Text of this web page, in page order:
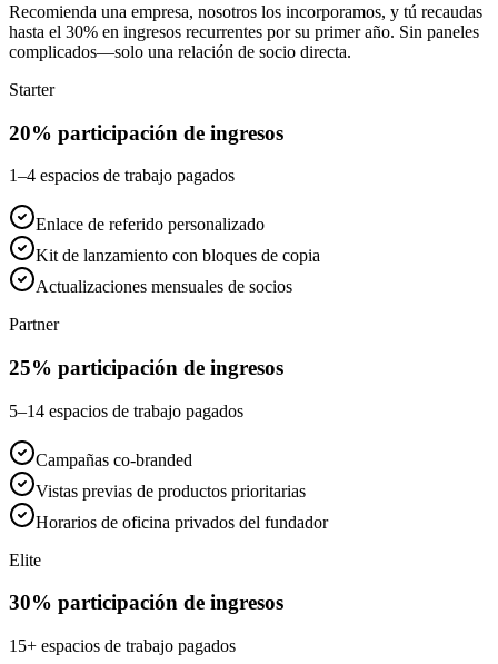
Recomienda una empresa, nosotros los incorporamos, y tú recaudas
hasta el 30% en ingresos recurrentes por su primer año. Sin paneles
complicados—solo una relación de socio directa.
Starter
20% participación de ingresos
1–4 espacios de trabajo pagados
Enlace de referido personalizado
Kit de lanzamiento con bloques de copia
Actualizaciones mensuales de socios
Partner
25% participación de ingresos
5–14 espacios de trabajo pagados
Campañas co-branded
Vistas previas de productos prioritarias
Horarios de oficina privados del fundador
Elite
30% participación de ingresos
15+ espacios de trabajo pagados